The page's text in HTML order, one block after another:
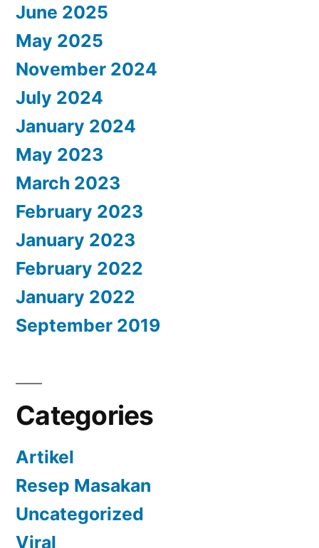
June 2025
May 2025
November 2024
July 2024
January 2024
May 2023
March 2023
February 2023
January 2023
February 2022
January 2022
September 2019
Categories
Artikel
Resep Masakan
Uncategorized
Viral